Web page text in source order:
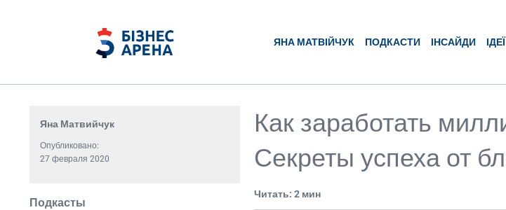
ЯНА МАТВІЙЧУК ПОДКАСТИ ІНСАЙДИ ІДЕЇ
Яна Матвийчук
Опубликовано:
27 февраля 2020
Подкасты
Как заработать
Секреты успеха от
Читать: 2 мин